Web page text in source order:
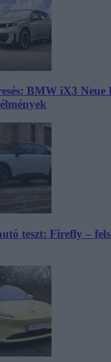
BMW iX3 Neue
teszt: Firefly –